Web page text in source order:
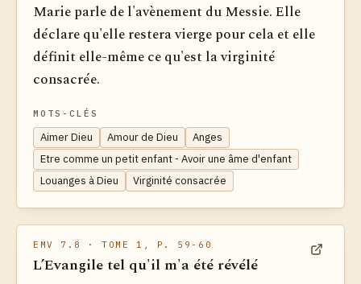
Marie parle de l'avènement du Messie. Elle
déclare qu'elle restera vierge pour cela et elle
définit elle-même ce qu'est la virginité
consacrée.
MOTS-CLÉS
Aimer Dieu Amour de Dieu
Anges
Etre comme un petit enfant - Avoir une âme d'enfant
Louanges à Dieu
Virginité consacrée
EMV 7.8 · TOME 1, P. 59-60
L’Evangile tel qu'il m'a été révélé